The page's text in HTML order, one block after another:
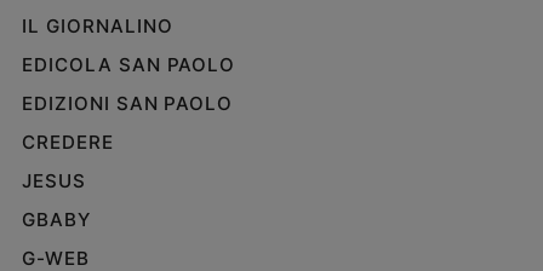
IL GIORNALINO
EDICOLA SAN PAOLO
EDIZIONI SAN PAOLO
CREDERE
JESUS
GBABY
G-WEB